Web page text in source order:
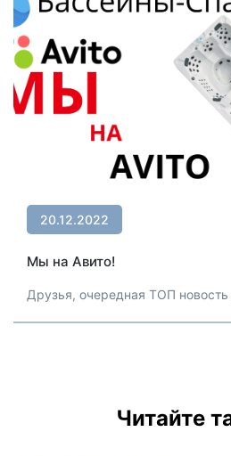
20.12.2022
Мы на Авито!
Друзья, очередная ТОП новость
Читайте